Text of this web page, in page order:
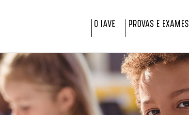
O IAVE PROVAS E EXAMES